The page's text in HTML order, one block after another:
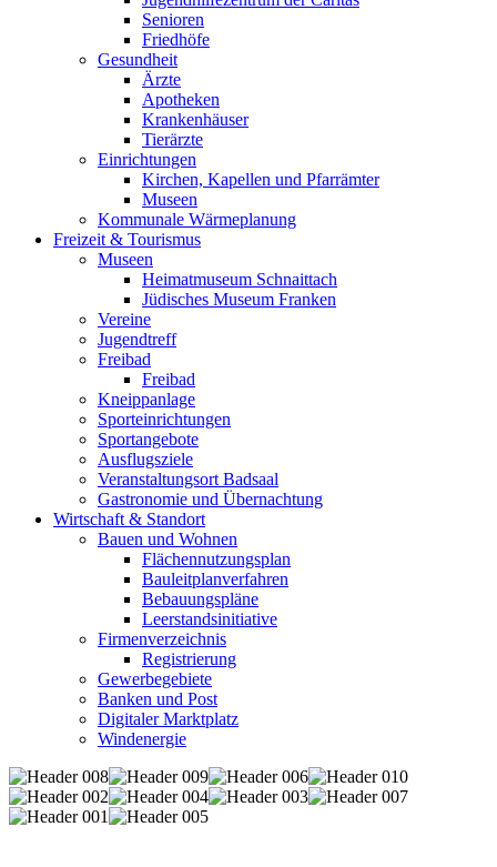
Senioren
Friedhöfe
Gesundheit
Ärzte
Apotheken
Krankenhäuser
Tierärzte
Einrichtungen
Kirchen, Kapellen und Pfarrämter
Museen
Kommunale Wärmeplanung
Freizeit & Tourismus
Museen
Heimatmuseum Schnaittach
Jüdisches Museum Franken
Vereine
Jugendtreff
Freibad
Freibad
Kneippanlage
Sporteinrichtungen
Sportangebote
Ausflugsziele
Veranstaltungsort Badsaal
Gastronomie und Übernachtung
Wirtschaft & Standort
Bauen und Wohnen
Flächennutzungsplan
Bauleitplanverfahren
Bebauungspläne
Leerstandsinitiative
Firmenverzeichnis
Registrierung
Gewerbegebiete
Banken und Post
Digitaler Marktplatz
Windenergie